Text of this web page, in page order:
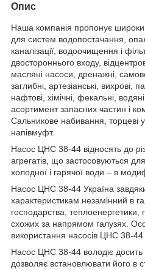
Опис
Наша компанія пропонує
для систем водопостачання,
каналізації, водоочищення і
двостороннього входу,
масляні насоси, дренажні,
заглибні, артезіанські, вихрові,
нафтові, хімічні, фекальні,
асортимент запасних частин і
Сальникове набивання, торцеві
напівмуфт.
Насос ЦНС 38-44 відносять до
агрегатів, що застосовуються
холодної і гарячої води – в
Насос ЦНС 38-44 Україна
характеристикам незамінний в
господарства,
схожих за напрямом галузях.
використання насосів ЦНС 38-44
Насос ЦНС 38-44 володіє
дозволяє встановлювати його в